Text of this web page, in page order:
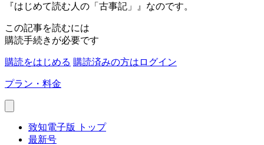
『はじめて読む人の「古事記」』なのです。
この記事を読むには
購読手続きが必要です
購読をはじめる 購読済みの方はログイン
プラン・料金
致知電子版 トップ
最新号